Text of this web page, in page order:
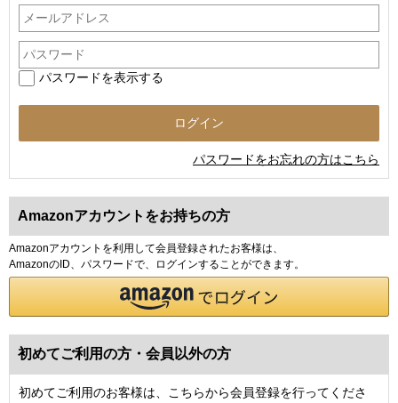
パスワードを表示する
パスワードをお忘れの方はこちら
Amazonアカウントをお持ちの方
Amazonアカウントを利用して会員登録されたお客様は、
AmazonのID、パスワードで、ログインすることができます。
初めてご利用の方・会員以外の方
初めてご利用のお客様は、こちらから会員登録を行ってくださ